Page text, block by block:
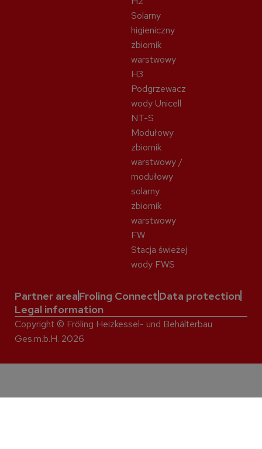
Solarny
higieniczny
zbiornik
warstwowy
H3
Podgrzewacz
wody Unicell
NT-S
Modułowy
zbiornik
warstwowy /
modułowy
solarny
zbiornik
warstwowy
FW
Stacja świeżej
wody FWS
Partner areaFroling ConnectData protection
Legal information
Copyright © Fröling Heizkessel- und Behälterbau
Ges.m.b.H. 2026